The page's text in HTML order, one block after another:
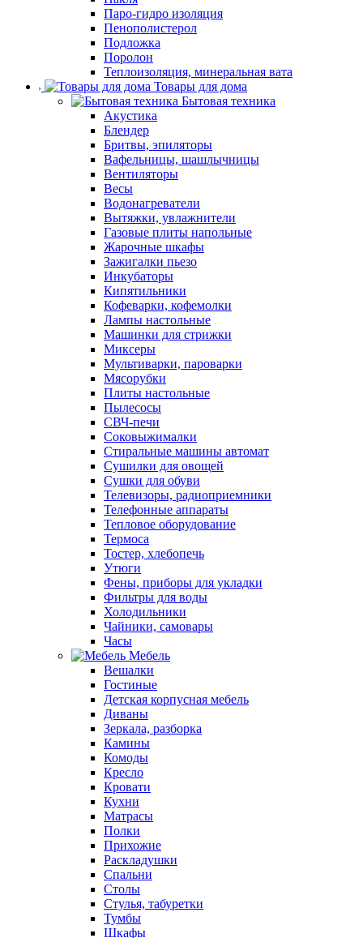
Паро-гидро изоляция
Пенополистерол
Подложка
Поролон
Теплоизоляция, минеральная вата
Товары для дома
Бытовая техника
Акустика
Блендер
Бритвы, эпиляторы
Вафельницы, шашлычницы
Вентиляторы
Весы
Водонагреватели
Вытяжки, увлажнители
Газовые плиты напольные
Жарочные шкафы
Зажигалки пьезо
Инкубаторы
Кипятильники
Кофеварки, кофемолки
Лампы настольные
Машинки для стрижки
Миксеры
Мультиварки, пароварки
Мясорубки
Плиты настольные
Пылесосы
СВЧ-печи
Соковыжималки
Стиральные машины автомат
Сушилки для овощей
Сушки для обуви
Телевизоры, радиоприемники
Телефонные аппараты
Тепловое оборудование
Термоса
Тостер, хлебопечь
Утюги
Фены, приборы для укладки
Фильтры для воды
Холодильники
Чайники, самовары
Часы
Мебель
Вешалки
Гостиные
Детская корпусная мебель
Диваны
Зеркала, разборка
Камины
Комоды
Кресло
Кровати
Кухни
Матрасы
Полки
Прихожие
Раскладушки
Спальни
Столы
Стулья, табуретки
Тумбы
Шкафы